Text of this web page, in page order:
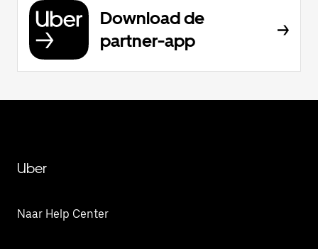
Download de
partner-app
Uber
Naar Help Center